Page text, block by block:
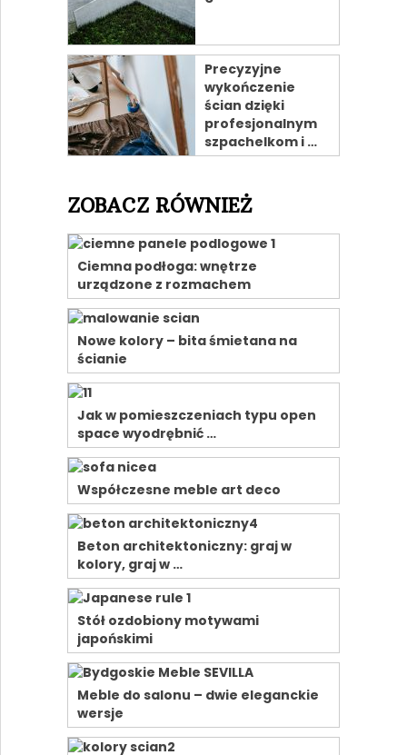
Precyzyjne
wykończenie
ścian dzięki
profesjonalnym
szpachelkom i …
ZOBACZ RÓWNIEŻ
Ciemna podłoga: wnętrze
urządzone z rozmachem
Nowe kolory – bita śmietana na
ścianie
Jak w pomieszczeniach typu open
space wyodrębnić …
Współczesne meble art deco
Beton architektoniczny: graj w
kolory, graj w …
Stół ozdobiony motywami
japońskimi
Meble do salonu – dwie eleganckie
wersje